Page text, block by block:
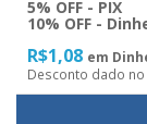
5% OFF - PIX
10% OFF -
R$1,08 em
Desconto dado